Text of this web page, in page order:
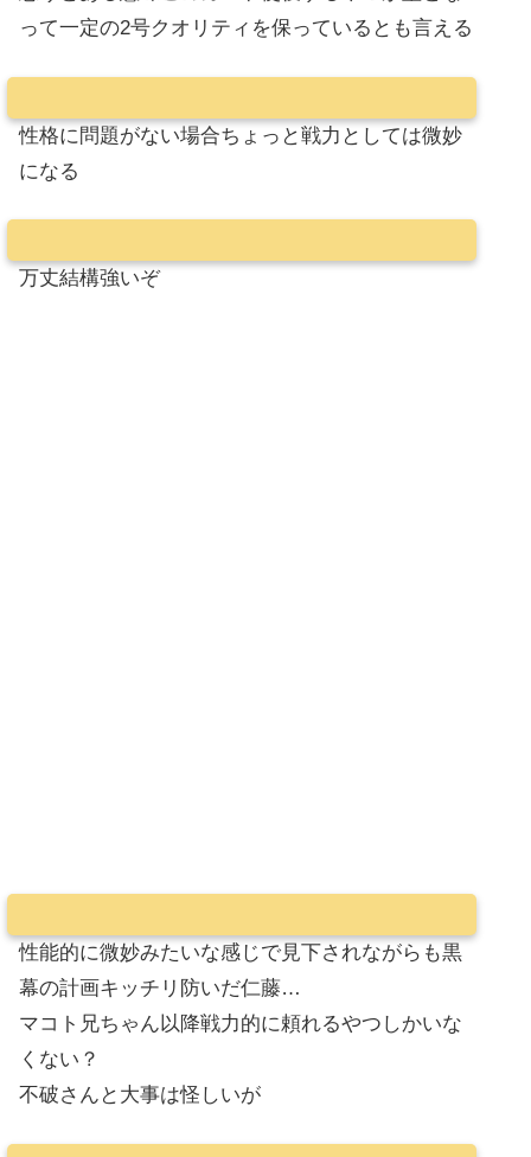
って一定の2号クオリティを保っているとも言える
性格に問題がない場合ちょっと戦力としては微妙
になる
万丈結構強いぞ
性能的に微妙みたいな感じで見下されながらも黒
幕の計画キッチリ防いだ仁藤…
マコト兄ちゃん以降戦力的に頼れるやつしかいな
くない？
不破さんと大事は怪しいが